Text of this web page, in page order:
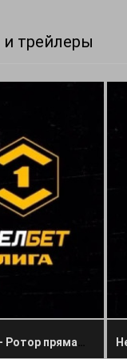
трейлеры